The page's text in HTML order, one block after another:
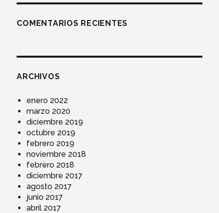
COMENTARIOS RECIENTES
ARCHIVOS
enero 2022
marzo 2020
diciembre 2019
octubre 2019
febrero 2019
noviembre 2018
febrero 2018
diciembre 2017
agosto 2017
junio 2017
abril 2017